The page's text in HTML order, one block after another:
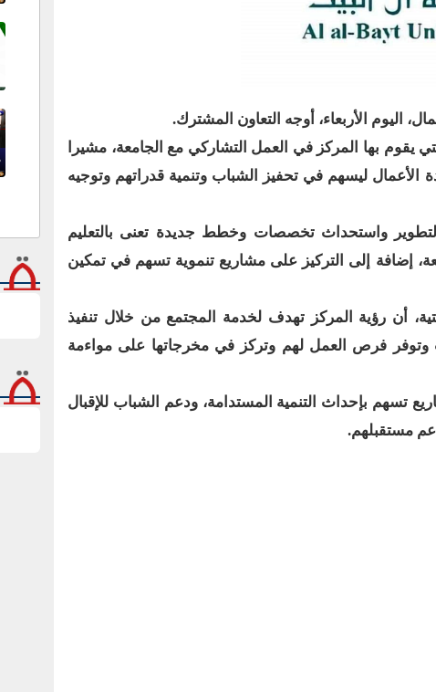
اليوم الأربعاء، أوجه التعاون المشترك.
يقوم بها المركز في العمل التشاركي مع الجامعة، مشيرا
الأعمال ليسهم في تحفيز الشباب وتنمية قدراتهم وتوجيه
واستحداث تخصصات وخطط جديدة تعنى بالتعليم
إضافة إلى التركيز على مشاريع تنموية تسهم في تمكين
أن رؤية المركز تهدف لخدمة المجتمع من خلال تنفيذ
وتوفر فرص العمل لهم وتركز في مخرجاتها على مواءمة
تسهم بإحداث التنمية المستدامة، ودعم الشباب للإقبال
مستقبلهم.